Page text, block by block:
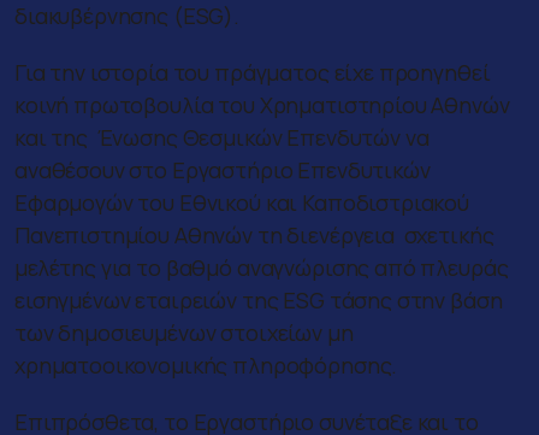
διακυβέρνησης (ESG).
Για την ιστορία του πράγματος είχε προηγηθεί
κοινή πρωτοβουλία του Χρηματιστηρίου Αθηνών
και της Ένωσης Θεσμικών Επενδυτών να
αναθέσουν στο Εργαστήριο Επενδυτικών
Εφαρμογών του Εθνικού και Καποδιστριακού
Πανεπιστημίου Αθηνών τη διενέργεια σχετικής
μελέτης για το βαθμό αναγνώρισης από πλευράς
εισηγμένων εταιρειών της ESG τάσης στην βάση
των δημοσιευμένων στοιχείων μη
χρηματοοικονομικής πληροφόρησης.
Επιπρόσθετα, το Εργαστήριο συνέταξε και το